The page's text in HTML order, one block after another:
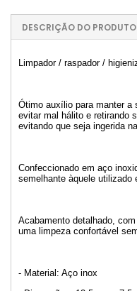
DESCRIÇÃO DO PRODUTO
Limpador / raspador /
Ótimo auxílio para manter a
evitar mal hálito e retirando
evitando que seja ingerida
Confeccionado em aço
semelhante àquele utilizado
Acabamento detalhado,
uma limpeza confortável
- Material: Aço inox